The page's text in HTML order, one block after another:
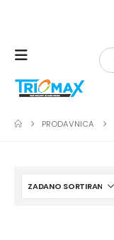
PRODAVNICA